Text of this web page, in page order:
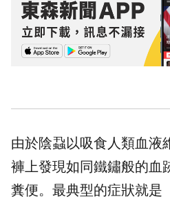
由於陰蝨以吸食人類血液
褲上發現如同鐵鏽般的血
糞便。最典型的症狀就是